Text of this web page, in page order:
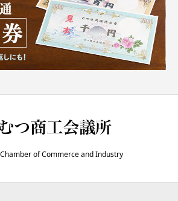
of Commerce and Industry